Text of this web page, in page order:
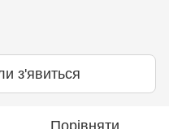
з'явиться
Порівняти